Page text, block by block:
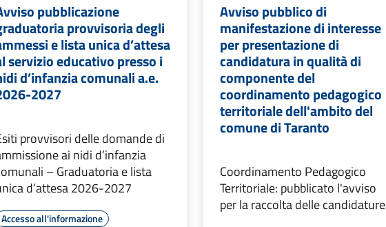
pubblicazione
provvisoria degli
e lista unica d’attesa
servizio educativo presso i
d’infanzia comunali a.e.
2027
provvisori delle domande di
ai nidi d’infanzia
– Graduatoria e lista
d’attesa 2026-2027
Accesso all'informazione
Avviso pubblico di
manifestazione di interesse
per presentazione di
candidatura in qualità di
componente del
coordinamento pedagogico
territoriale dell'ambito del
comune di Taranto
Coordinamento Pedagogico
Territoriale: pubblicato l'avviso
per la raccolta delle candidature